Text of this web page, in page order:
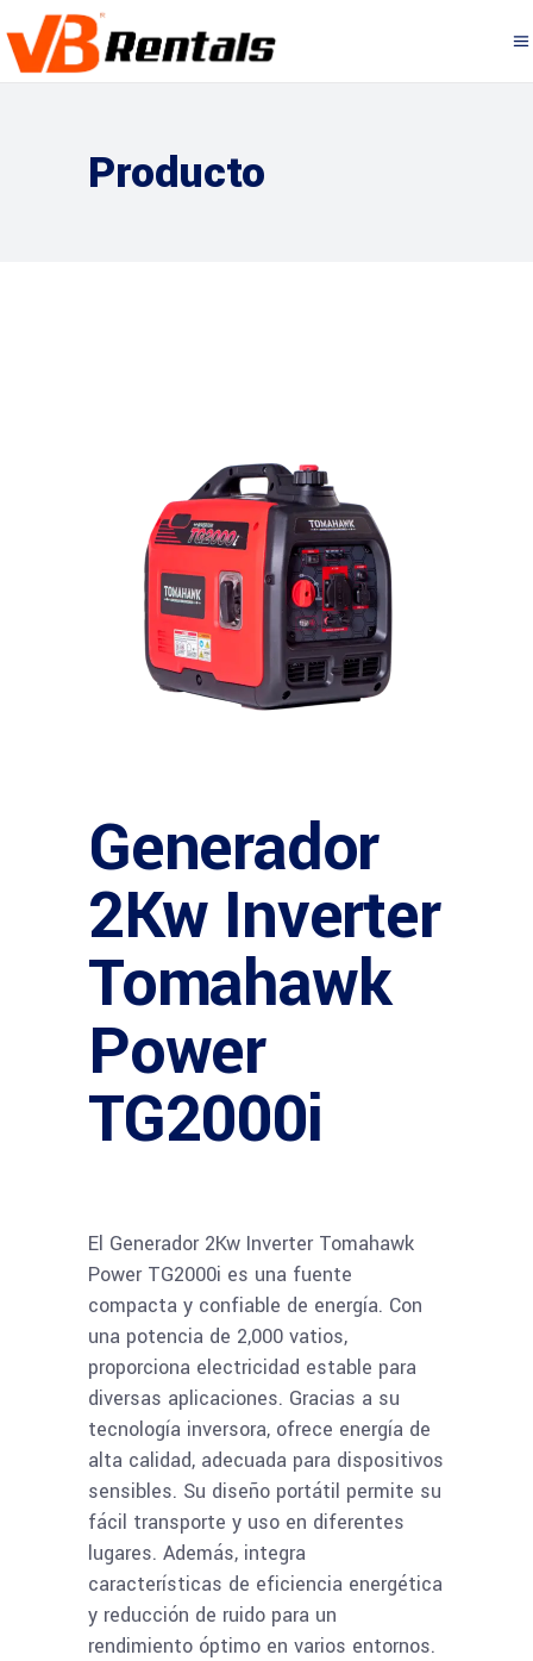
Producto
Generador
2Kw Inverter
Tomahawk
Power
TG2000i
El Generador 2Kw Inverter Tomahawk
Power TG2000i es una fuente
compacta y confiable de energía. Con
una potencia de 2,000 vatios,
proporciona electricidad estable para
diversas aplicaciones. Gracias a su
tecnología inversora, ofrece energía de
alta calidad, adecuada para dispositivos
sensibles. Su diseño portátil permite su
fácil transporte y uso en diferentes
lugares. Además, integra
características de eficiencia energética
y reducción de ruido para un
rendimiento óptimo en varios entornos.